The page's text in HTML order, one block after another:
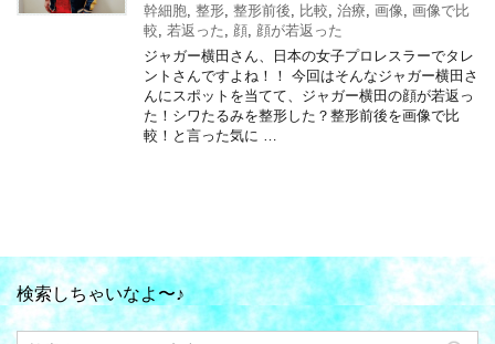
幹細胞 整形 整形前後 比較 治療 画像 画像で比
較
若返った 顔 顔が若返った
ジャガー横田さん、日本の女子プロレスラーでタレ
ントさんですよね！！ 今回はそんなジャガー横田さ
んにスポットを当てて、ジャガー横田の顔が若返っ
た！シワたるみを整形した？整形前後を画像で比
較！と言った気に …
検索しちゃいなよ〜♪